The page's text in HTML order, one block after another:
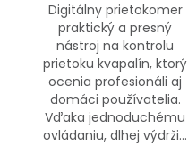
Digitálny prietokomer
praktický a presný
nástroj na kontrolu
prietoku kvapalín, ktorý
ocenia profesionáli aj
domáci používatelia.
Vďaka jednoduchému
ovládaniu, dlhej výdrži...